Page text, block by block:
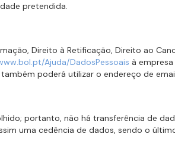
pretendida.
Direito à Retificação, Direito ao
Ajuda/DadosPessoais à
poderá utilizar o endereço de
portanto, não há transferência de
uma cedência de dados, sendo o